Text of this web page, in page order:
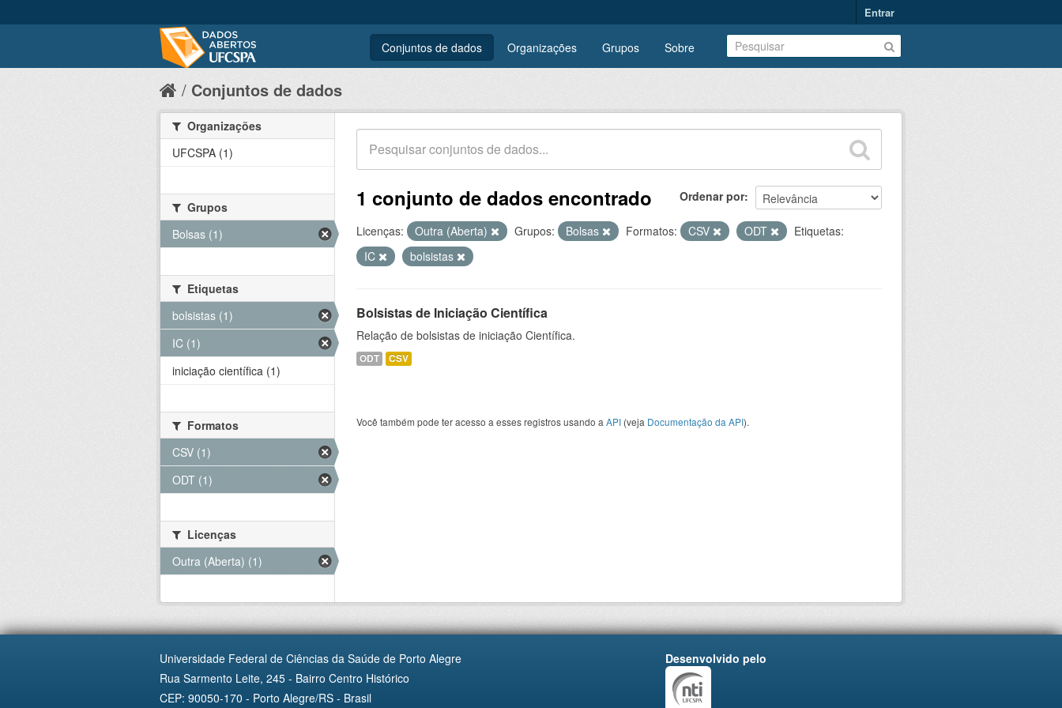
Entrar
Conjuntos de dados Organizações Grupos Sobre
Conjuntos de dados
Ordenar por
1 conjunto de dados encontrado
Licenças: Outra (Aberta) Grupos: Bolsas Formatos: CSV ODT
Etiquetas:
IC
bolsistas
Bolsistas de Iniciação Científica
Relação de bolsistas de iniciação Científica.
ODT CSV
Você também pode ter acesso a esses registros usando a API (veja Documentação da API).
Organizações
UFCSPA (1)
Grupos
Bolsas (1)
Etiquetas
bolsistas (1)
IC (1)
iniciação científica (1)
Formatos
CSV (1)
ODT (1)
Licenças
Outra (Aberta) (1)
Universidade Federal de Ciências da Saúde de Porto Alegre
Rua Sarmento Leite, 245 - Bairro Centro Histórico
CEP: 90050-170 - Porto Alegre/RS - Brasil
Desenvolvido pelo